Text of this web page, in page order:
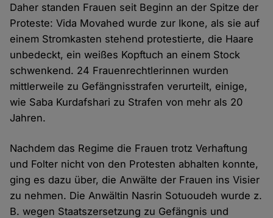
Daher standen Frauen seit Beginn an der Spitze der
Proteste: Vida Movahed wurde zur Ikone, als sie auf
einem Stromkasten stehend protestierte, die Haare
unbedeckt, ein weißes Kopftuch an einem Stock
schwenkend. 24 Frauenrechtlerinnen wurden
mittlerweile zu Gefängnisstrafen verurteilt, einige,
wie Saba Kurdafshari zu Strafen von mehr als 20
Jahren.
Nachdem das Regime die Frauen trotz Verhaftung
und Folter nicht von den Protesten abhalten konnte,
ging es dazu über, die Anwälte der Frauen ins Visier
zu nehmen. Die Anwältin Nasrin Sotuoudeh wurde z.
B. wegen Staatszersetzung zu Gefängnis und